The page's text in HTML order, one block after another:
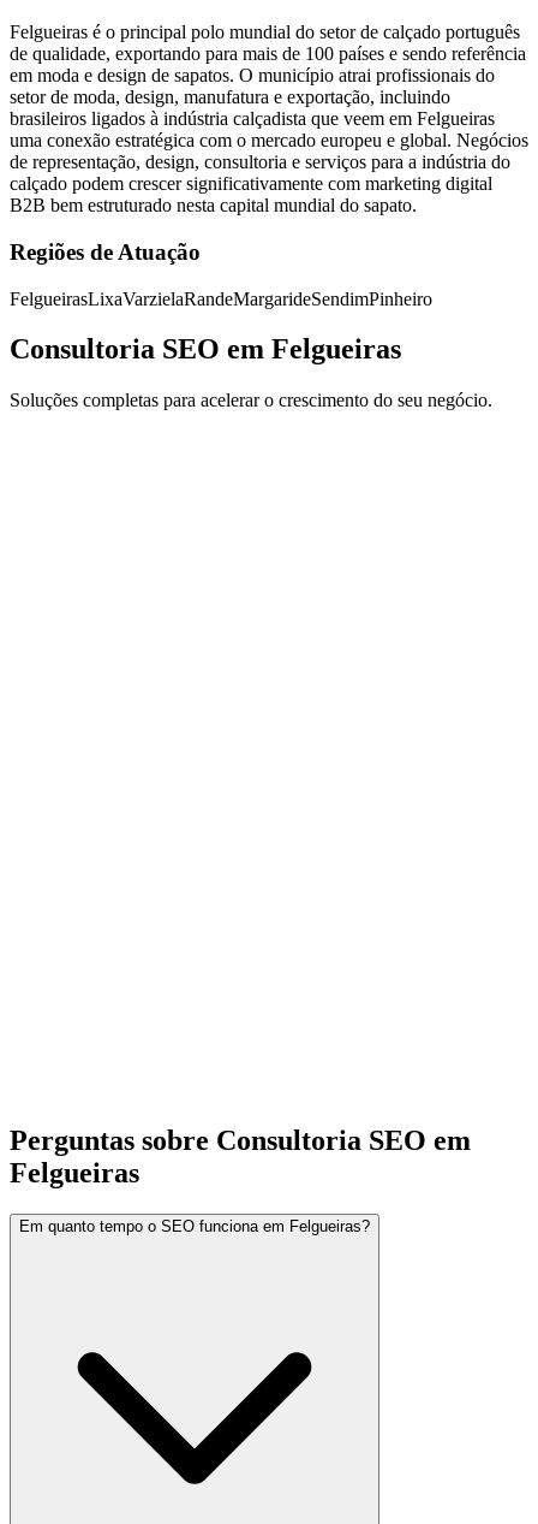
Felgueiras é o principal polo mundial do setor de calçado português
de qualidade, exportando para mais de 100 países e sendo referência
em moda e design de sapatos. O município atrai profissionais do
setor de moda, design, manufatura e exportação, incluindo
brasileiros ligados à indústria calçadista que veem em Felgueiras
uma conexão estratégica com o mercado europeu e global. Negócios
de representação, design, consultoria e serviços para a indústria do
calçado podem crescer significativamente com marketing digital
B2B bem estruturado nesta capital mundial do sapato.
Regiões de Atuação
FelgueirasLixaVarzielaRandeMargarideSendimPinheiro
Consultoria SEO em Felgueiras
Soluções completas para acelerar o crescimento do seu negócio.
Perguntas sobre Consultoria SEO em
Felgueiras
Em quanto tempo o SEO funciona em Felgueiras?